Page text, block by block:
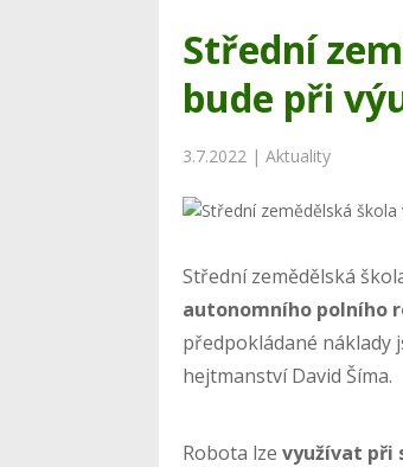
Střední
bude při
3.7.2022 |Aktuality
Střední zemědělská
autonomního polního
předpokládané náklady
hejtmanství David Šíma.
Robota lzevyužívat při